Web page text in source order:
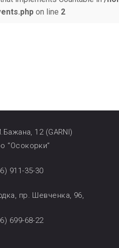
on line 2
12 (GARNI)
“Осокорки”
911-35-30
пр. Шевченка, 96,
699-68-22